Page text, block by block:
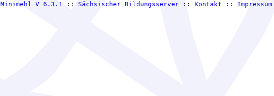
Minimehl V 6.3.1 :: Sächsischer Bildungsserver :: Kontakt :: Impressum